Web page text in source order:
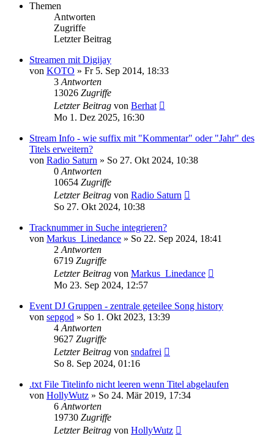
Themen
Antworten
Zugriffe
Letzter Beitrag
Streamen mit Digijay
von KOTO » Fr 5. Sep 2014, 18:33
3 Antworten
13026 Zugriffe
Letzter Beitrag von Berhat
Mo 1. Dez 2025, 16:30
Stream Info - wie suffix mit "Kommentar" oder "Jahr" des
Titels erweitern?
von Radio Saturn » So 27. Okt 2024, 10:38
0 Antworten
10654 Zugriffe
Letzter Beitrag von Radio Saturn
So 27. Okt 2024, 10:38
Tracknummer in Suche integrieren?
von Markus_Linedance » So 22. Sep 2024, 18:41
2 Antworten
6719 Zugriffe
Letzter Beitrag von Markus_Linedance
Mo 23. Sep 2024, 12:57
Event DJ Gruppen - zentrale geteilee Song history
von sepgod » So 1. Okt 2023, 13:39
4 Antworten
9627 Zugriffe
Letzter Beitrag von sndafrei
So 8. Sep 2024, 01:16
.txt File Titelinfo nicht leeren wenn Titel abgelaufen
von HollyWutz » So 24. Mär 2019, 17:34
6 Antworten
19730 Zugriffe
Letzter Beitrag von HollyWutz